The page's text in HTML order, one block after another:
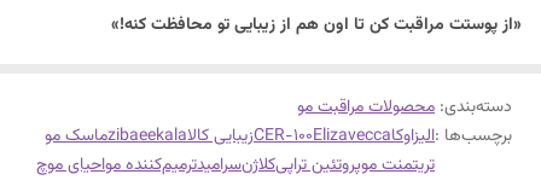
«از پوستت مراقبت کن تا اون هم از زیبایی تو محافظت کنه!»
دسته‌بندی: محصولات مراقبت مو
برچسب‌ها :الیزاوکاElizavecca
CER-100زیبایی کالاzibaeekalaماسک مو
تریتمنت موپروتئین تراپیکلاژنسرامیدترمیم‌کننده مواحیای موچ